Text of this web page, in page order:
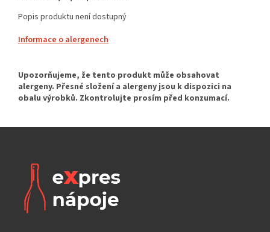
Popis produktu není dostupný
Informace o alergenech